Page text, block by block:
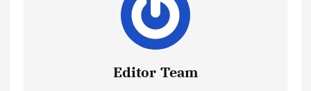
Editor Team